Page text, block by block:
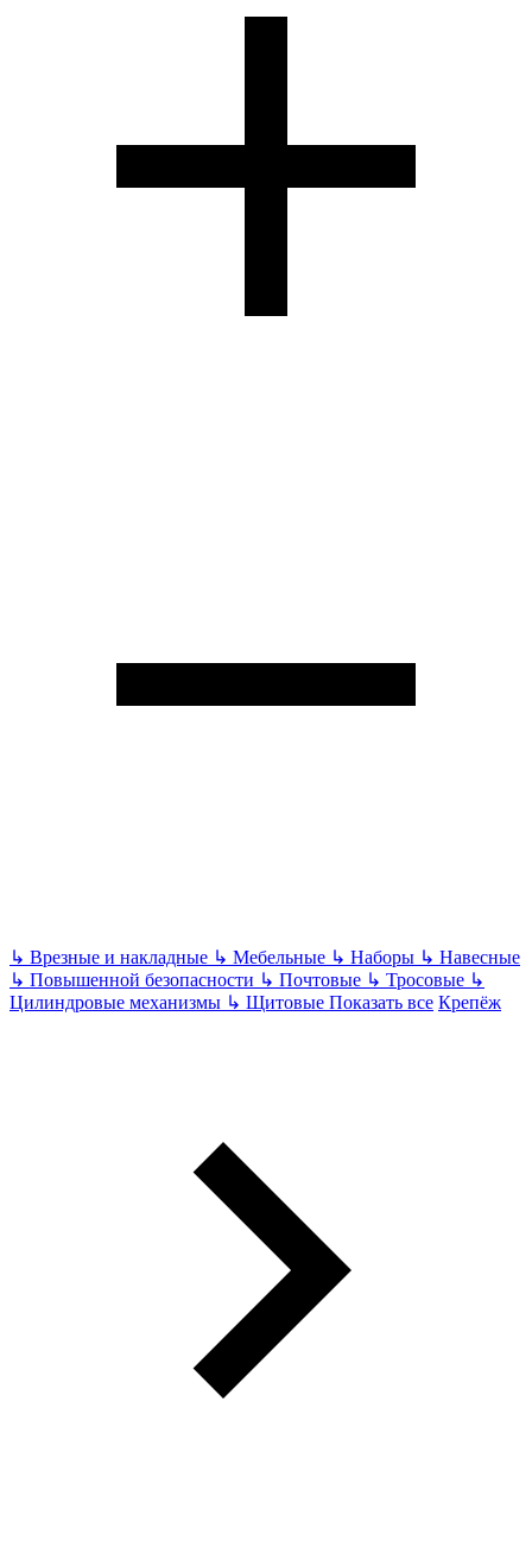
↳ Врезные и накладные ↳ Мебельные ↳ Наборы ↳ Навесные
↳ Повышенной безопасности ↳ Почтовые ↳ Тросовые ↳
Цилиндровые механизмы ↳ Щитовые Показать все Крепёж